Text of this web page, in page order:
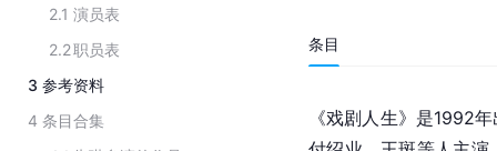
2.1 演员表
2.2职员表
3 参考资料
4 条目合集
条目
《戏剧人生》是1992